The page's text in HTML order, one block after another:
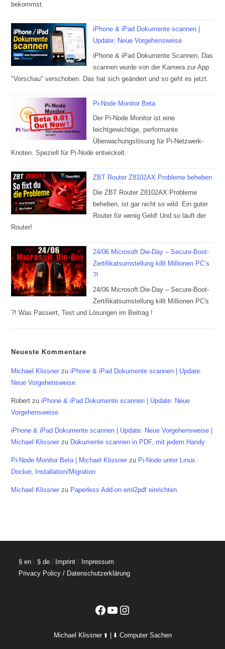
bekommst.
iPhone & iPad Dokumente scannen |
Update: Neue Vorgehensweise
iPhone & iPad Dokumente Scannen, Das
scannen wurde von der Kamera zur App
"Vorschau" verschoben. Das hat sich geändert und so geht es jetzt.
Pi-Node Monitor Beta
Der Pi-Node Monitor ist eine
leichtgewichtige, performante
Überwachungslösung für Pi-Netzwerk-
Knoten. Speziell für Pi-Node entwickelt.
ZBT Router Z8102AX Probleme beheben
Die ZBT Router Z8102AX Probleme
beheben, ist gar nicht so wild. Ein guter
Router für wenig Geld! Und so läuft der
Router!
24/06 Microsoft Die-Day – Secure-Boot-
Zertifikatsumstellung killt Millionen PC’s
?!
24/06 Microsoft Die-Day – Secure-Boot-
Zertifikatsumstellung killt Millionen PC's
?! Was Passiert, Test und Lösungen im Beitrag !
Neueste Kommentare
Michael Klissner zuiPhone & iPad Dokumente scannen | Update:
Neue Vorgehensweise
Robert zuiPhone & iPad Dokumente scannen | Update: Neue
Vorgehensweise
iPhone & iPad Dokumente scannen | Update: Neue Vorgehensweise |
Michael Klissner zu Dokumente scannen in PDF, mit jedem Handy
Pi-Node Monitor Beta | Michael Klissner zu Pi-Node unter Linux
Docker, Installation/Migration
Michael Klissner zu Paperless Add-on eml2pdf einrichten
§ en / § de Imprint / Impressum
Privacy Policy / Datenschutzerklärung
Facebook
YouTubeInstagram
Michael Klissner ⬆️ | ⬇️ Computer Sachen